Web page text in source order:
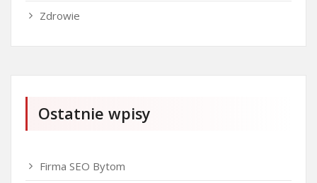
Zdrowie
Ostatnie wpisy
Firma SEO Bytom